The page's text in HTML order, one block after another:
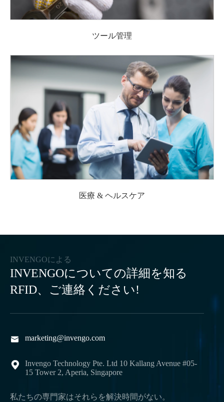
ツール管理
医療 & ヘルスケア
INVENGOによる
INVENGOについての詳細を知る
RFID、ご連絡ください!
 marketing@invengo.com

Invengo Technology Pte. Ltd 10 Kallang Avenue #05-
15 Tower 2, Aperia, Singapore
私たちの専門家はそれらを解決時間がない。